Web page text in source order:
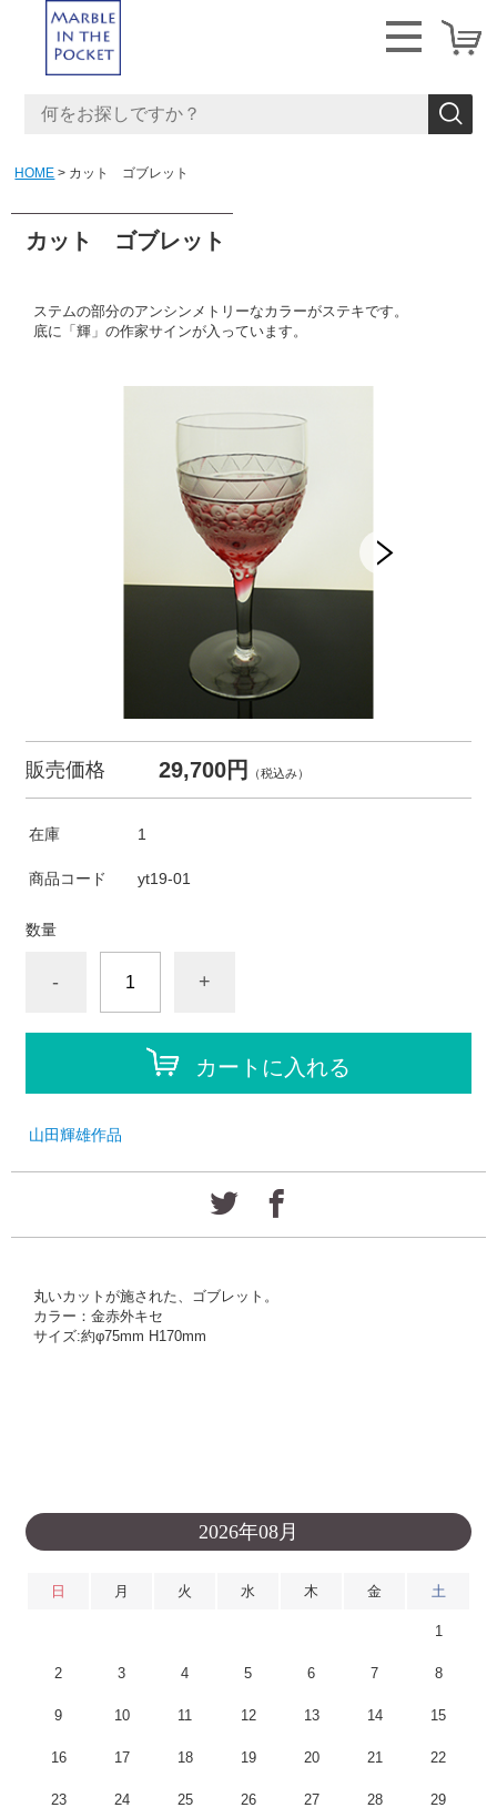
HOME カット ゴブレット
カット ゴブレット
ステムの部分のアンシンメトリーなカラーがステキです。
底に「輝」の作家サインが入っています。
販売価格 29,700円 （税込み）
在庫 1
商品コード yt19-01
数量
- +
カートに入れる
山田輝雄作品
丸いカットが施された、ゴブレット。
カラー：金赤外キセ
サイズ:約φ75mm H170mm
2026年08月
日 月 火 水 木 金 土
1
2 3 4 5 6 7 8
9 10 11 12 13 14 15
16 17 18 19 20 21 22
23 24 25 26 27 28 29